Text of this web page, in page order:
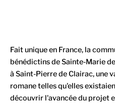
Fait unique en France, la
bénédictins de Sainte-Marie
à Saint-Pierre de Clairac, une
romane telles qu'elles
découvrir l'avancée du projet